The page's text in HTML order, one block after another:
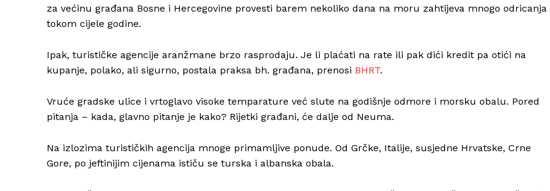
za većinu građana Bosne i Hercegovine provesti barem nekoliko dana na moru zahtijeva mnogo odricanja
tokom cijele godine.
Ipak, turističke agencije aranžmane brzo rasprodaju. Je li plaćati na rate ili pak dići kredit pa otići na
kupanje, polako, ali sigurno, postala praksa bh. građana, prenosi BHRT.
Vruće gradske ulice i vrtoglavo visoke temparature već slute na godišnje odmore i morsku obalu. Pored
pitanja – kada, glavno pitanje je kako? Rijetki građani, će dalje od Neuma.
Na izlozima turističkih agencija mnoge primamljive ponude. Od Grčke, Italije, susjedne Hrvatske, Crne
Gore, po jeftinijim cijenama ističu se turska i albanska obala.